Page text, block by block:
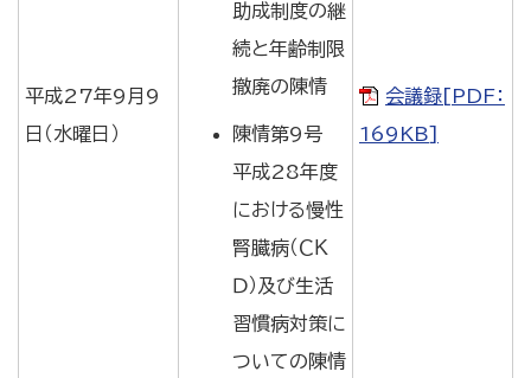
平成27年9月9
日（水曜日）
助成制度の継
続と年齢制限
撤廃の陳情
陳情第9号
平成28年度
における慢性
腎臓病（ＣＫ
Ｄ）及び生活
習慣病対策に
ついての陳情
会議録[PDF：
169KB]